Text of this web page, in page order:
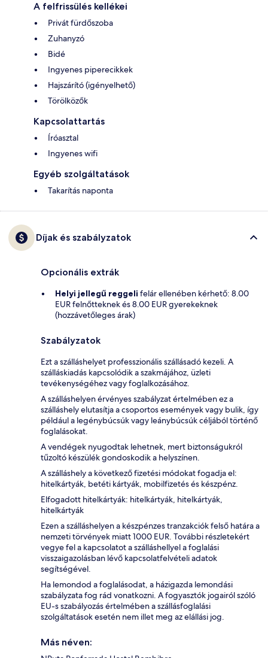
A felfrissülés kellékei
Privát fürdőszoba
Zuhanyzó
Bidé
Ingyenes piperecikkek
Hajszárító (igényelhető)
Törölközők
Kapcsolattartás
Íróasztal
Ingyenes wifi
Egyéb szolgáltatások
Takarítás naponta
Díjak és szabályzatok
Opcionális extrák
Helyi jellegű reggeli felár ellenében kérhető: 8.00
EUR felnőtteknek és 8.00 EUR gyerekeknek
(hozzávetőleges árak)
Szabályzatok
Ezt a szálláshelyet professzionális szállásadó kezeli. A
szálláskiadás kapcsolódik a szakmájához, üzleti
tevékenységéhez vagy foglalkozásához.
A szálláshelyen érvényes szabályzat értelmében ez a
szálláshely elutasítja a csoportos események vagy bulik, így
például a legénybúcsúk vagy leánybúcsúk céljából történő
foglalásokat.
A vendégek nyugodtak lehetnek, mert biztonságukról
tűzoltó készülék gondoskodik a helyszínen.
A szálláshely a következő fizetési módokat fogadja el:
hitelkártyák, betéti kártyák, mobilfizetés és készpénz.
Elfogadott hitelkártyák: hitelkártyák, hitelkártyák,
hitelkártyák
Ezen a szálláshelyen a készpénzes tranzakciók felső határa a
nemzeti törvények miatt 1000 EUR. További részletekért
vegye fel a kapcsolatot a szálláshellyel a foglalási
visszaigazolásban lévő kapcsolatfelvételi adatok
segítségével.
Ha lemondod a foglalásodat, a házigazda lemondási
szabályzata fog rád vonatkozni. A fogyasztók jogairól szóló
EU-s szabályozás értelmében a szállásfoglalási
szolgáltatások esetén nem illet meg az elállási jog.
Más néven: